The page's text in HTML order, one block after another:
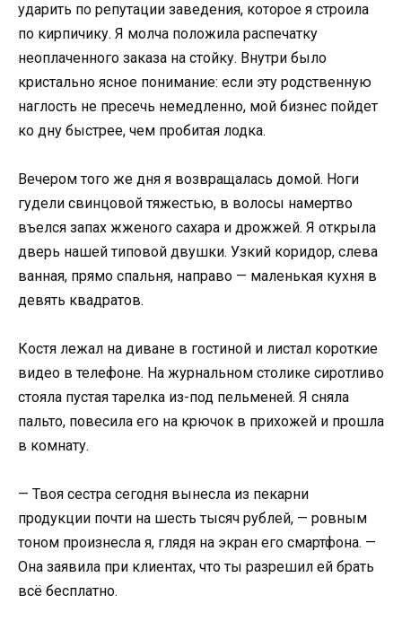
ударить по репутации заведения, которое я строила
по кирпичику. Я молча положила распечатку
неоплаченного заказа на стойку. Внутри было
кристально ясное понимание: если эту родственную
наглость не пресечь немедленно, мой бизнес пойдет
ко дну быстрее, чем пробитая лодка.
Вечером того же дня я возвращалась домой. Ноги
гудели свинцовой тяжестью, в волосы намертво
въелся запах жженого сахара и дрожжей. Я открыла
дверь нашей типовой двушки. Узкий коридор, слева
ванная, прямо спальня, направо — маленькая кухня в
девять квадратов.
Костя лежал на диване в гостиной и листал короткие
видео в телефоне. На журнальном столике сиротливо
стояла пустая тарелка из-под пельменей. Я сняла
пальто, повесила его на крючок в прихожей и прошла
в комнату.
— Твоя сестра сегодня вынесла из пекарни
продукции почти на шесть тысяч рублей, — ровным
тоном произнесла я, глядя на экран его смартфона. —
Она заявила при клиентах, что ты разрешил ей брать
всё бесплатно.